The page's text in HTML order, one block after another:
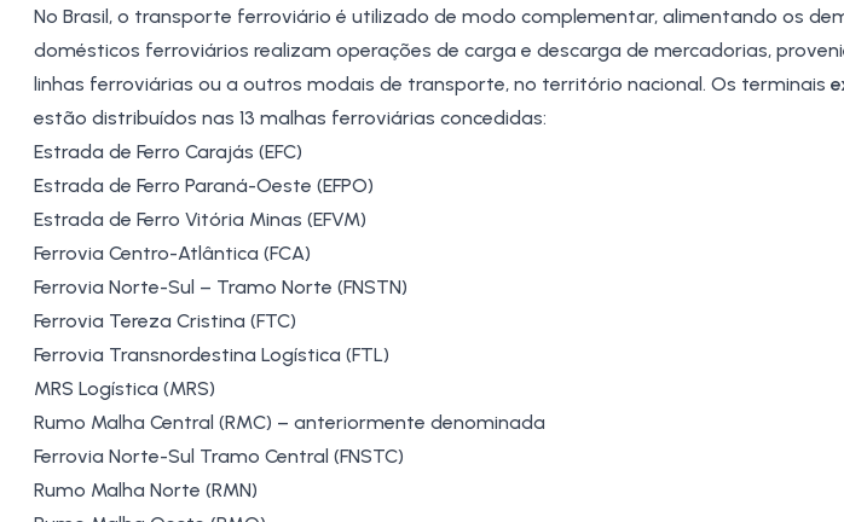
No Brasil, o transporte ferroviário é utilizado de modo complementar, alimentando os
domésticos ferroviários realizam operações de carga e descarga de mercadorias,
linhas ferroviárias ou a outros modais de transporte, no território nacional. Os terminais
estão distribuídos nas 13 malhas ferroviárias concedidas:
Estrada de Ferro Carajás (EFC)
Estrada de Ferro Paraná-Oeste (EFPO)
Estrada de Ferro Vitória Minas (EFVM)
Ferrovia Centro-Atlântica (FCA)
Ferrovia Norte-Sul – Tramo Norte (FNSTN)
Ferrovia Tereza Cristina (FTC)
Ferrovia Transnordestina Logística (FTL)
MRS Logística (MRS)
Rumo Malha Central (RMC) – anteriormente denominada
Ferrovia Norte-Sul Tramo Central (FNSTC)
Rumo Malha Norte (RMN)